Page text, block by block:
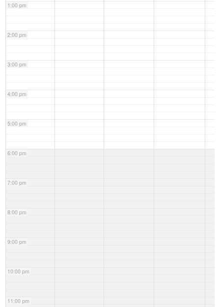
1:00 pm
2:00 pm
3:00 pm
4:00 pm
5:00 pm
6:00 pm
7:00 pm
8:00 pm
9:00 pm
10:00 pm
11:00 pm